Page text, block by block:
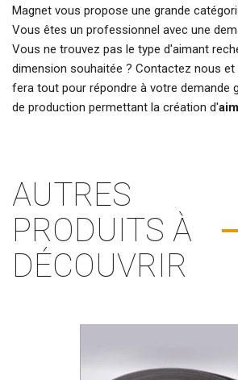
Magnet vous propose une grande
Vous êtes un professionnel avec une
Vous ne trouvez pas le type d'aimant
dimension souhaitée ? Contactez nous
fera tout pour répondre à votre demande
de production permettant la création d'
AUTRES
PRODUITS À
DÉCOUVRIR